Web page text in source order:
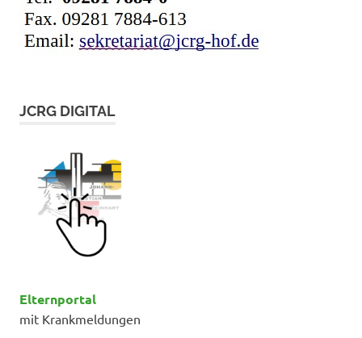
JCRG DIGITAL
Elternportal
mit Krankmeldungen